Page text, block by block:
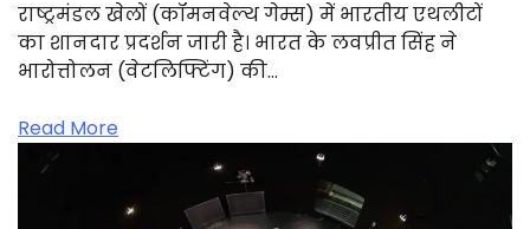
राष्ट्रमंडल खेलों (कॉमनवेल्थ गेम्स) में भारतीय एथलीटों
का शानदार प्रदर्शन जारी है। भारत के लवप्रीत सिंह ने
भारोत्तोलन (वेटलिफ्टिंग) की…
Read More